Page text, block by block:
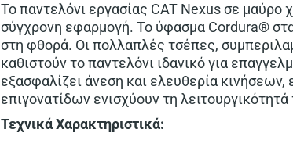
Το παντελόνι εργασίας CAT Nexus σε μαύρο
σύγχρονη εφαρμογή. Το ύφασμα Cordura®
στη φθορά. Οι πολλαπλές τσέπες,
καθιστούν το παντελόνι ιδανικό για
εξασφαλίζει άνεση και ελευθερία
επιγονατίδων ενισχύουν τη λειτουργικότητά
Τεχνικά Χαρακτηριστικά: